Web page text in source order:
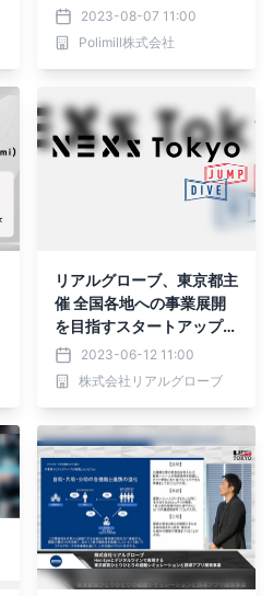
2023-08-07 11:00
Polimill株式会社
リアルグローブ、東京都主
催 全国各地への事業展開
を目指すスタートアップの
成長を支援する「NEXs T
okyo 連携事業創出プログ
ラム」 第六期 受講企業に
2023-06-12 11:00
株式会社リアルグローブ